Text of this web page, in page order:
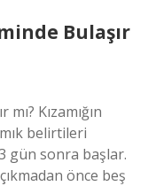
Bulaşır
Kızamığın
belirtileri
gün sonra başlar.
önce beş